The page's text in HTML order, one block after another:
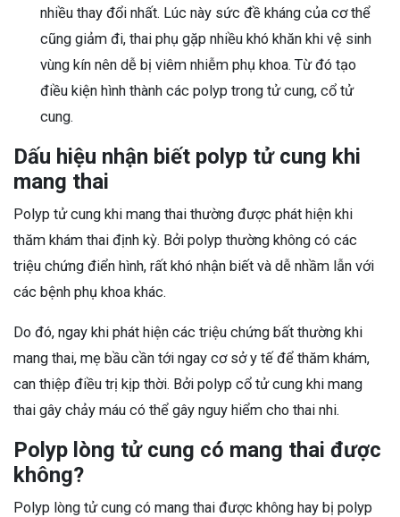
nhiều thay đổi nhất. Lúc này sức đề kháng của cơ thể
cũng giảm đi, thai phụ gặp nhiều khó khăn khi vệ sinh
vùng kín nên dễ bị viêm nhiễm phụ khoa. Từ đó tạo
điều kiện hình thành các polyp trong tử cung, cổ tử
cung.
Dấu hiệu nhận biết polyp tử cung khi
mang thai
Polyp tử cung khi mang thai thường được phát hiện khi
thăm khám thai định kỳ. Bởi polyp thường không có các
triệu chứng điển hình, rất khó nhận biết và dễ nhầm lẫn với
các bệnh phụ khoa khác.
Do đó, ngay khi phát hiện các triệu chứng bất thường khi
mang thai, mẹ bầu cần tới ngay cơ sở y tế để thăm khám,
can thiệp điều trị kịp thời. Bởi polyp cổ tử cung khi mang
thai gây chảy máu có thể gây nguy hiểm cho thai nhi.
Polyp lòng tử cung có mang thai được
không?
Polyp lòng tử cung có mang thai được không hay bị polyp